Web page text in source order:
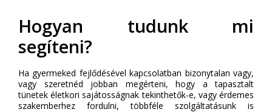
Hogyan tudunk mi
segíteni?
Ha gyermeked fejlődésével kapcsolatban bizonytalan vagy,
vagy szeretnéd jobban megérteni, hogy a tapasztalt
tünetek életkori sajátosságnak tekinthetők-e, vagy érdemes
szakemberhez fordulni, többféle szolgáltatásunk is